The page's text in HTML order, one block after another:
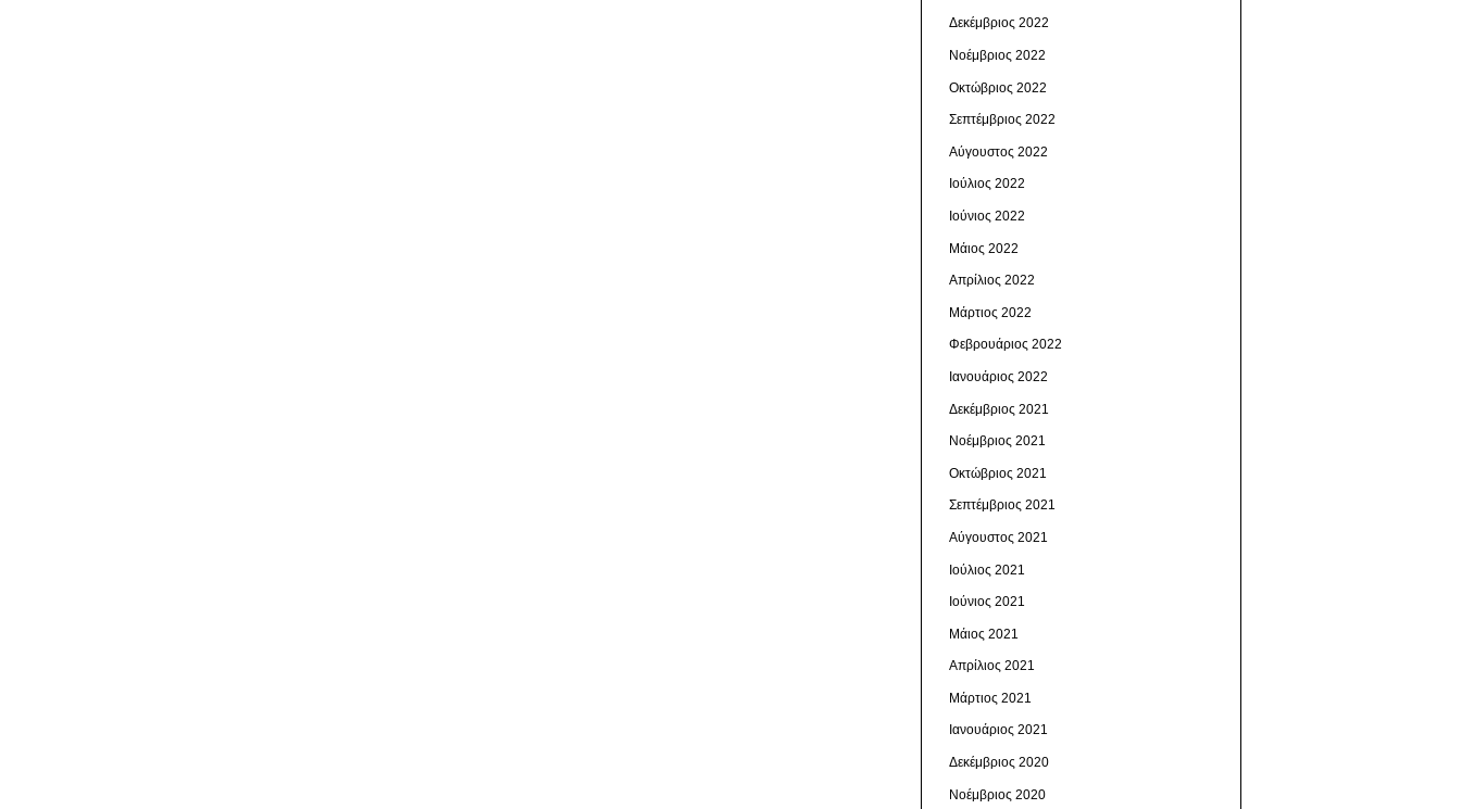
Δεκέμβριος 2022
Νοέμβριος 2022
Οκτώβριος 2022
Σεπτέμβριος 2022
Αύγουστος 2022
Ιούλιος 2022
Ιούνιος 2022
Μάιος 2022
Απρίλιος 2022
Μάρτιος 2022
Φεβρουάριος 2022
Ιανουάριος 2022
Δεκέμβριος 2021
Νοέμβριος 2021
Οκτώβριος 2021
Σεπτέμβριος 2021
Αύγουστος 2021
Ιούλιος 2021
Ιούνιος 2021
Μάιος 2021
Απρίλιος 2021
Μάρτιος 2021
Ιανουάριος 2021
Δεκέμβριος 2020
Νοέμβριος 2020